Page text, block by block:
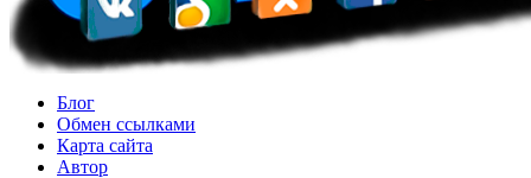
Блог
Обмен ссылками
Карта сайта
Автор